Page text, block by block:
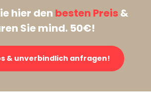
hier den besten Preis&
Sie mind. 50€!
& unverbindlich anfragen!